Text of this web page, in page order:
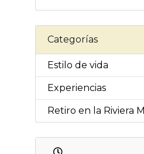
Categorías
Estilo de vida
Experiencias
Retiro en la Riviera